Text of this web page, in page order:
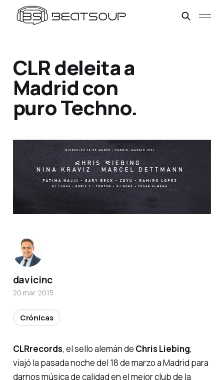
CLR deleita a
Madrid con
puro Techno.
CLRrecords, el sello alemán de Chris Liebing,
viajó la pasada noche del 18 de marzoa Madrid para
darnos música de calidad en el mejor club de la
davicinc
20 mar. 2015
Crónicas